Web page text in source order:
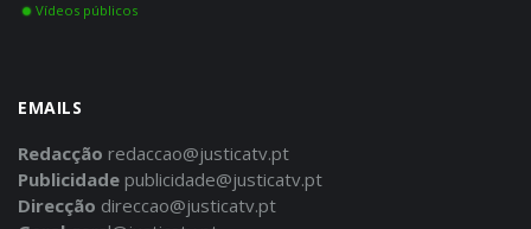
Vídeos públicos
EMAILS
Redacção redaccao@justicatv.pt
Publicidade publicidade@justicatv.pt
Direcção direccao@justicatv.pt